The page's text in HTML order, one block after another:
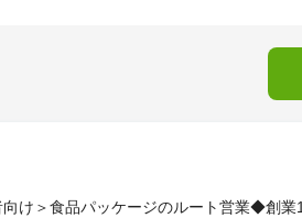
向け＞食品パッケージのルート営業◆創